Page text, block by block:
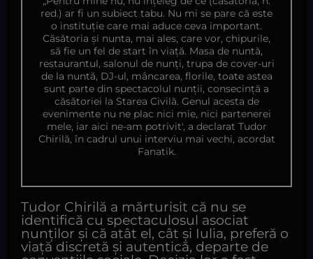
red.) ar fi un subiect tabu. Nu mi se pare că este
o instituție care mai aduce ceva important.
Căsătoria și nunta, mai ales, care vor, chipurile,
să fie un fel de start în viață. Masa de nuntă,
restaurantul, salonul de nunți, trupa de cover-uri
de la nuntă, DJ-ul, mâncarea, florile, toate astea
sunt parte din spectacolul nunţii, consecinţă a
căsătoriei la Starea Civilă. Genul acesta de
evenimente nu ne plac nici mie, nici partenerei
mele, iar aici ne-am potrivit', a declarat Tudor
Chirilă, în cadrul unui interviu mai vechi, acordat
Fanatik.
Tudor Chirilă a mărturisit că nu se
identifică cu spectaculosul asociat
nunților și că atât el, cât și Iulia, preferă o
viață discretă și autentică, departe de